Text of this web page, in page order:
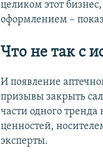
целиком этот
оформлением –
Что не так с
И появление
призывы закрыть
части одного
ценностей,
эксперты.